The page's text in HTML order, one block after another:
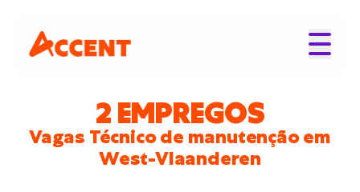
2 EMPREGOS
Vagas Técnico de manutenção em
West-Vlaanderen